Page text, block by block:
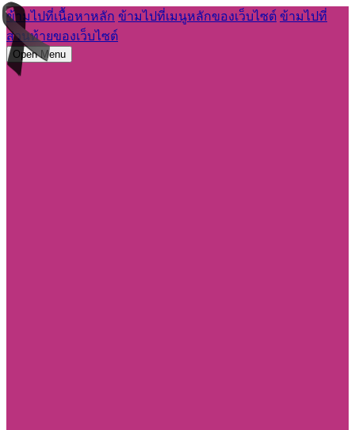
ข้ามไปที่เนื้อหาหลัก ข้ามไปที่เมนูหลักของเว็บไซต์ ข้ามไปที่
ส่วนท้ายของเว็บไซต์
Open Menu